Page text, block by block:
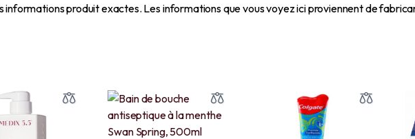
informations produit exactes. Les informations que vous voyez ici proviennent de